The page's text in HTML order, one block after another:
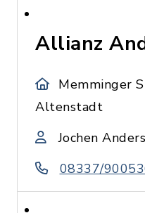
Allianz
Memminger
Altenstadt
Jochen Anders
08337/